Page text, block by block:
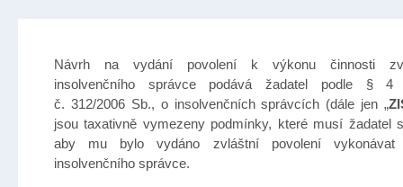
Návrh na vydání povolení k výkonu činnosti
insolvenčního správce podává žadatel podle § 4
č. 312/2006 Sb., o insolvenčních správcích (dále jen „
jsou taxativně vymezeny podmínky, které musí žadatel
aby mu bylo vydáno zvláštní povolení vykonávat
insolvenčního správce.